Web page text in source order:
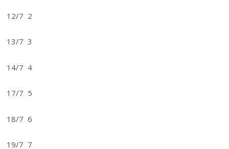
12/7 2
13/7 3
14/7 4
17/7 5
18/7 6
19/7 7